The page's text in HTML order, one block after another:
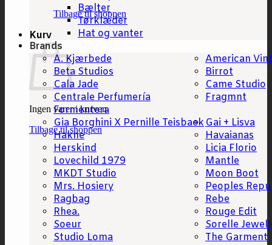
Tilbage til shoppen
Kurv
Ingen varer i kurven.
Tilbage til shoppen
Bælter
Tørklæder
Hat og vanter
Brands
A. Kjærbede
American
Beta Studios
Birrot
Cala Jade
Came Studio
Centrale Perfumería
Formentera
Fragmnt
Gia Borghini X Pernille Teisbaek Gai + Lisva
Hakne
Havaianas
Herskind
Licia Florio
Lovechild 1979
Mantle
MKDT Studio
Moon Boot
Mrs. Hosiery
Peoples
Ragbag
Rebe
Rhea.
Rouge Edit
Soeur
Sorelle
Studio Loma
The Garment